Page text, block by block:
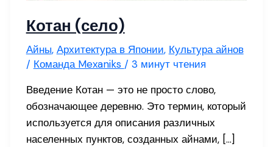
Котан (село)
Айны, Архитектура в Японии, Культура айнов
/ Команда Mexaniks / 3 минут чтения
Введение Котан — это не просто слово,
обозначающее деревню. Это термин, который
используется для описания различных
населенных пунктов, созданных айнами, […]